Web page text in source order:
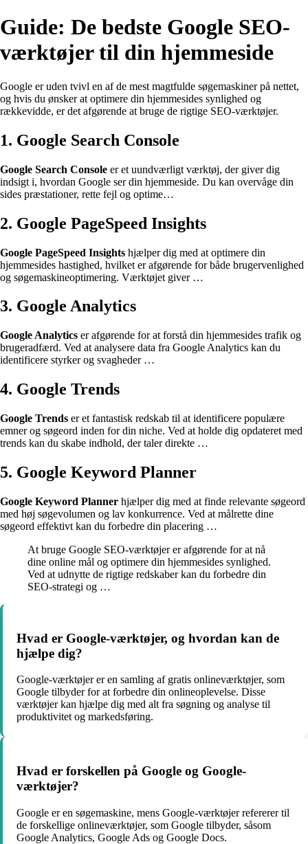
Guide: De bedste Google SEO-
værktøjer til din hjemmeside
Google er uden tvivl en af de mest magtfulde søgemaskiner på nettet,
og hvis du ønsker at optimere din hjemmesides synlighed og
rækkevidde, er det afgørende at bruge de rigtige SEO-værktøjer.
1. Google Search Console
Google Search Console er et uundværligt værktøj, der giver dig
indsigt i, hvordan Google ser din hjemmeside. Du kan overvåge din
sides præstationer, rette fejl og optime…
2. Google PageSpeed Insights
Google PageSpeed Insights hjælper dig med at optimere din
hjemmesides hastighed, hvilket er afgørende for både brugervenlighed
og søgemaskineoptimering. Værktøjet giver …
3. Google Analytics
Google Analytics er afgørende for at forstå din hjemmesides trafik og
brugeradfærd. Ved at analysere data fra Google Analytics kan du
identificere styrker og svagheder …
4. Google Trends
Google Trends er et fantastisk redskab til at identificere populære
emner og søgeord inden for din niche. Ved at holde dig opdateret med
trends kan du skabe indhold, der taler direkte …
5. Google Keyword Planner
Google Keyword Planner hjælper dig med at finde relevante søgeord
med høj søgevolumen og lav konkurrence. Ved at målrette dine
søgeord effektivt kan du forbedre din placering …
At bruge Google SEO-værktøjer er afgørende for at nå
dine online mål og optimere din hjemmesides synlighed.
Ved at udnytte de rigtige redskaber kan du forbedre din
SEO-strategi og …
Hvad er Google-værktøjer, og hvordan kan de
hjælpe dig?
Google-værktøjer er en samling af gratis onlineværktøjer, som
Google tilbyder for at forbedre din onlineoplevelse. Disse
værktøjer kan hjælpe dig med alt fra søgning og analyse til
produktivitet og markedsføring.
Hvad er forskellen på Google og Google-
værktøjer?
Google er en søgemaskine, mens Google-værktøjer refererer til
de forskellige onlineværktøjer, som Google tilbyder, såsom
Google Analytics, Google Ads og Google Docs.